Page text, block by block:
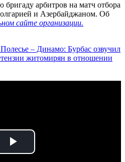
арбитров на матч отбора
и Азербайджаном. Об
сайте организации.
– Динамо: Бурбас озвучил
житомирян в отношении
Play